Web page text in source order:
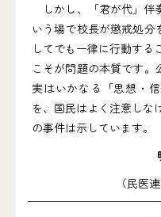
しかし、「君が代」伴
いう場で校長が懲戒処
してでも一律に行動する
こそが問題の本質です。
実はいかなる「思想・
を、国民はよく注意しな
の事件は示しています。
（民医